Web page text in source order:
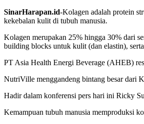
SinarHarapan.id-Kolagen adalah protein
kekebalan kulit di tubuh manusia.
Kolagen merupakan 25% hingga 30% dari
building blocks untuk kulit (dan elastin),
PT Asia Health Energi Beverage (AHEB)
NutriVille menggandeng bintang besar dari
Hadir dalam konferensi pers hari ini Ricky
Kemampuan tubuh manusia memproduksi